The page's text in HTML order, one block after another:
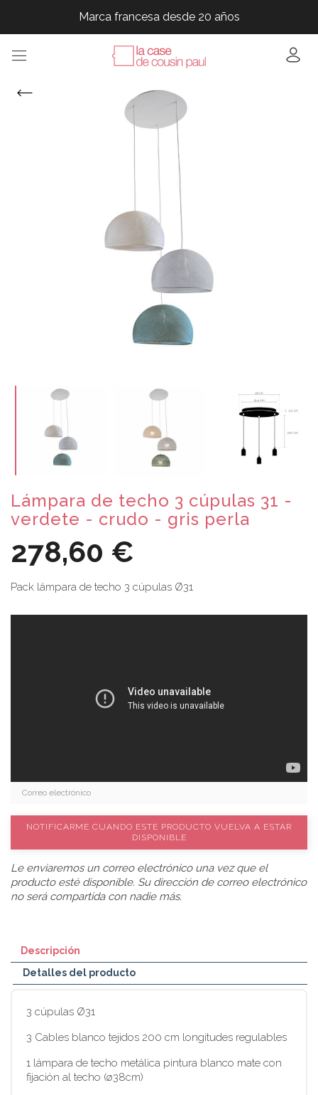
Marca francesa desde 20 años
Marca francesa desde 20 años
Marca francesa desde 20 años
Lámpara de techo 3 cúpulas 31 -
verdete - crudo - gris perla
278,60 €
Pack lámpara de techo 3 cúpulas Ø31
NOTIFICARME CUANDO ESTE PRODUCTO VUELVA A ESTAR
DISPONIBLE
Le enviaremos un correo electrónico una vez que el
producto esté disponible. Su dirección de correo electrónico
no será compartida con nadie más.
Descripción
Detalles del producto
3 cúpulas Ø31
3 Cables blanco tejidos 200 cm longitudes regulables
1 lámpara de techo metálica pintura blanco mate con
fijación al techo (ø38cm)